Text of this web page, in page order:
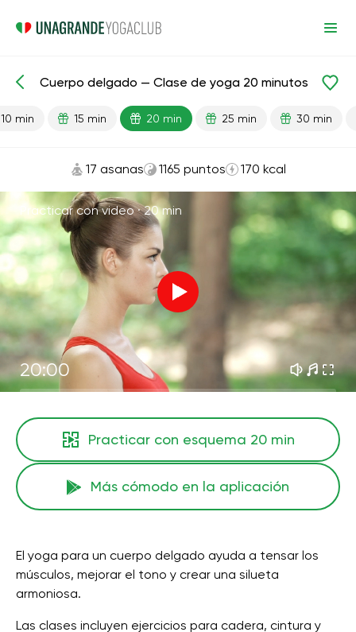
Lecciones preparadas Pérdida de peso
Cuerpo delgado — Clase de yoga 20 minutos
10 min 15 min 20 min 25 min 30 min
17 asanas 1165 puntos 170 kcal
Practicar con video ·20 min
20:00
Practicar con esquema 20 min
Más cómodo en la aplicación
El yoga para un cuerpo delgado ayuda a tensar los
músculos, mejorar el tono y crear una silueta
armoniosa.
Las clases incluyen ejercicios para cadera, cintura y